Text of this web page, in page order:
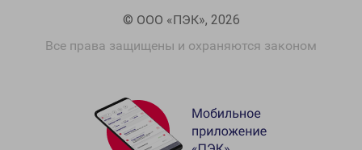
© ООО «ПЭК», 2026
Все права защищены и охраняются законом